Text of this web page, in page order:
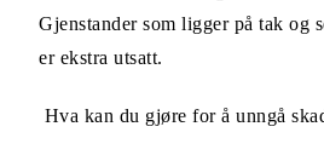
Gjenstander som ligger på tak og
er ekstra utsatt.
Hva kan du gjøre for å unngå